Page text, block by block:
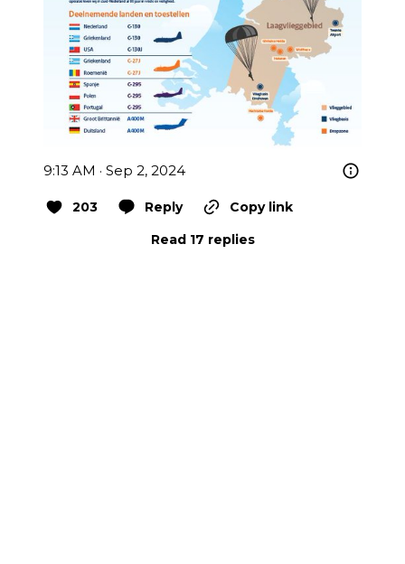
9:13 AM · Sep 2, 2024
203 Reply
Copy link
Read 17 replies